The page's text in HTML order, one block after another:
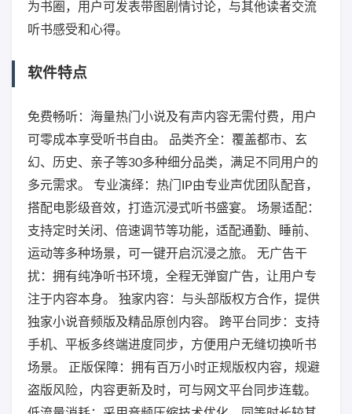
为书圈，用户可发表带图剧情讨论，与其他读者交流
听书感受和心得。
软件特点
免费畅听：海量热门小说及有声内容无需付费，用户
可零成本享受听书自由。 品类齐全：覆盖都市、玄
幻、历史、亲子等30多种细分品类，满足不同用户的
多元需求。 专业演绎：热门IP由专业声优团队配音，
搭配电影级音效，打造沉浸式听书盛宴。 场景适配：
支持定时关闭、倍速调节等功能，适配通勤、睡前、
运动等多种场景，可一键开启沉浸之旅。 无广告干
扰：拥有纯净听书环境，全程无弹窗广告，让用户专
注于内容本身。 独家内容：与头部版权方合作，提供
独家小说音频版及精品原创内容。 跨平台同步：支持
手机、平板多终端进度同步，方便用户无缝切换听书
场景。 正版保障：拥有百万小时正规版权内容，规避
盗版风险，内容更新及时，可与网文平台同步连载。